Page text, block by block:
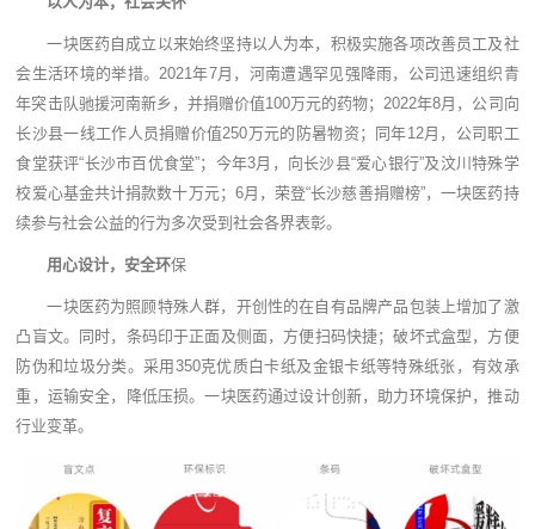
一块医药自成立以来始终坚持以人为本，积极实施各项改善员工及社
会生活环境的举措。2021年7月，河南遭遇罕见强降雨，公司迅速组织青
年突击队驰援河南新乡，并捐赠价值100万元的药物；2022年8月，公司向
长沙县一线工作人员捐赠价值250万元的防暑物资；同年12月，公司职工
食堂获评“长沙市百优食堂”；今年3月，向长沙县“爱心银行”及汶川特殊学
校爱心基金共计捐款数十万元；6月，荣登“长沙慈善捐赠榜”，一块医药持
续参与社会公益的行为多次受到社会各界表彰。
用心设计，安全环保
一块医药为照顾特殊人群，开创性的在自有品牌产品包装上增加了激
凸盲文。同时，条码印于正面及侧面，方便扫码快捷；破坏式盒型，方便
防伪和垃圾分类。采用350克优质白卡纸及金银卡纸等特殊纸张，有效承
重，运输安全，降低压损。一块医药通过设计创新，助力环境保护，推动
行业变革。